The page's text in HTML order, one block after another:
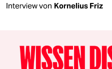
Interview von Kornelius Friz